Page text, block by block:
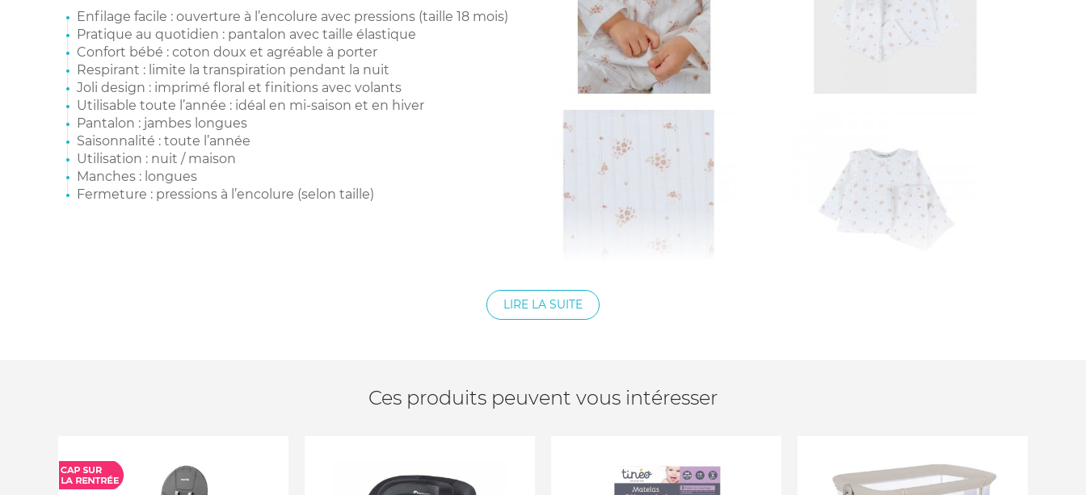
Enfilage facile : ouverture à l’encolure avec pressions (taille 18 mois)
Pratique au quotidien : pantalon avec taille élastique
Confort bébé : coton doux et agréable à porter
Respirant : limite la transpiration pendant la nuit
Joli design : imprimé floral et finitions avec volants
Utilisable toute l’année : idéal en mi-saison et en hiver
Pantalon : jambes longues
Saisonnalité : toute l’année
Utilisation : nuit / maison
Manches : longues
Fermeture : pressions à l’encolure (selon taille)
LIRE LA SUITE
Ces produits peuvent vous intéresser